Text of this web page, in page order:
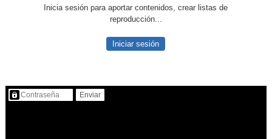
Inicia sesión para aportar contenidos, crear listas de
reproducción...
Iniciar sesión
Contenido protegido…